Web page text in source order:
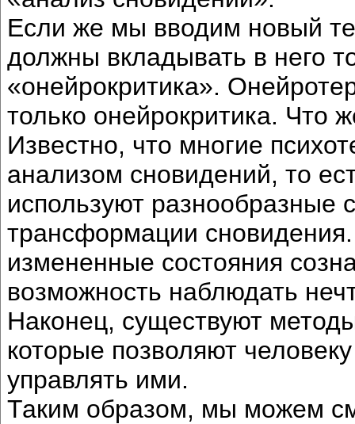
Если же мы вводим новый
должны вкладывать в него
«онейрокритика».
только онейрокритика. Что
Известно, что многие
анализом сновидений, то
используют разнообразные
трансформации
измененные состояния
возможность наблюдать
Наконец, существуют
которые позволяют
управлять ими.
Таким образом, мы можем